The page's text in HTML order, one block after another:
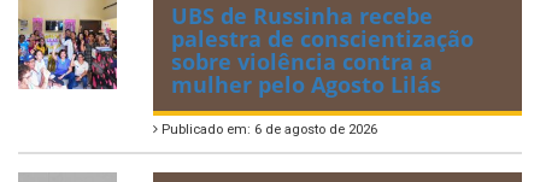
UBS de Russinha recebe
palestra de conscientização
sobre violência contra a
mulher pelo Agosto Lilás
Publicado em: 6 de agosto de 2026